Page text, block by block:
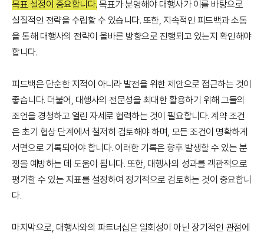
목표 설정이 중요합니다. 목표가 분명해야 대행사가 이를 바탕으로
실질적인 전략을 수립할 수 있습니다. 또한, 지속적인 피드백과 소통
을 통해 대행사의 전략이 올바른 방향으로 진행되고 있는지 확인해야
합니다.
피드백은 단순한 지적이 아니라 발전을 위한 제안으로 접근하는 것이
좋습니다. 더불어, 대행사의 전문성을 최대한 활용하기 위해 그들의
조언을 경청하고 열린 자세로 협력하는 것이 필요합니다. 계약 조건
은 초기 협상 단계에서 철저히 검토해야 하며, 모든 조건이 명확하게
서면으로 기록되어야 합니다. 이러한 기록은 향후 발생할 수 있는 분
쟁을 예방하는 데 도움이 됩니다. 또한, 대행사의 성과를 객관적으로
평가할 수 있는 지표를 설정하여 정기적으로 검토하는 것이 중요합니
다.
마지막으로, 대행사와의 파트너십은 일회성이 아닌 장기적인 관점에